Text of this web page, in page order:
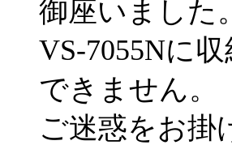
御座いました。
VS-7055Nに
できません。
ご迷惑をお掛